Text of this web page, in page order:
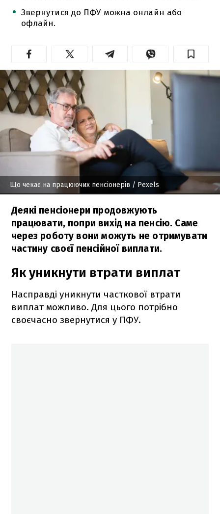
Звернутися до ПФУ можна онлайн або
офлайн.
Що чекає на працюючих пенсіонерів / Pexels
Деякі пенсіонери продовжують
працювати, попри вихід на пенсію. Саме
через роботу вони можуть не отримувати
частину своєї пенсійної виплати.
Як уникнути втрати виплат
Насправді уникнути часткової втрати
виплат можливо. Для цього потрібно
своєчасно звернутися у ПФУ.